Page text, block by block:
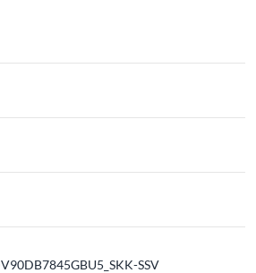
SSV